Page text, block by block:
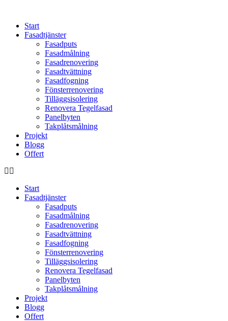
contentStart
Fasadtjänster
Fasadputs
Fasadmålning
Fasadrenovering
Fasadtvättning
Fasadfogning
Fönsterrenovering
Tilläggsisolering
Renovera Tegelfasad
Panelbyten
Takplåtsmålning
Projekt
Blogg
Offert
Start
Fasadtjänster
Fasadputs
Fasadmålning
Fasadrenovering
Fasadtvättning
Fasadfogning
Fönsterrenovering
Tilläggsisolering
Renovera Tegelfasad
Panelbyten
Takplåtsmålning
Projekt
Blogg
Offert